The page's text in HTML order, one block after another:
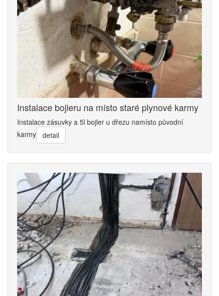
Instalace bojleru na místo staré plynové karmy
Instalace zásuvky a 5l bojler u dřezu namísto původní
karmy
detail